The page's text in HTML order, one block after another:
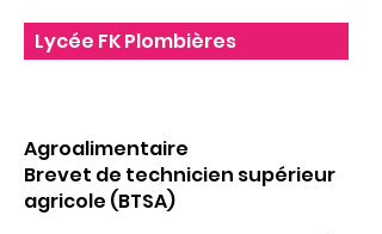
Lycée FK Plombières
Agroalimentaire
Brevet de technicien supérieur
agricole (BTSA)